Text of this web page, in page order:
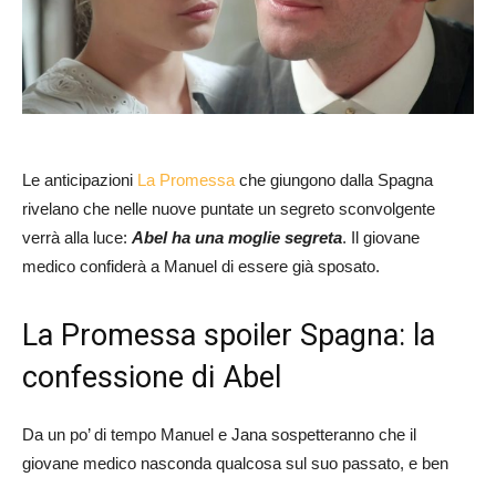
Le anticipazioni La Promessa che giungono dalla Spagna
rivelano che nelle nuove puntate un segreto sconvolgente
verrà alla luce: Abel ha una moglie segreta. Il giovane
medico confiderà a Manuel di essere già sposato.
La Promessa spoiler Spagna: la
confessione di Abel
Da un po’ di tempo Manuel e Jana sospetteranno che il
giovane medico nasconda qualcosa sul suo passato, e ben